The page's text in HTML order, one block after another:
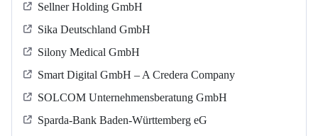
Sellner Holding GmbH
Sika Deutschland GmbH
Silony Medical GmbH
Smart Digital GmbH – A Credera Company
SOLCOM Unternehmensberatung GmbH
Sparda-Bank Baden-Württemberg eG